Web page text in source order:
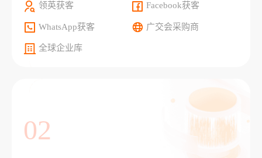
领英获客 Facebook获客
WhatsApp获客 广交会采购商
全球企业库
02